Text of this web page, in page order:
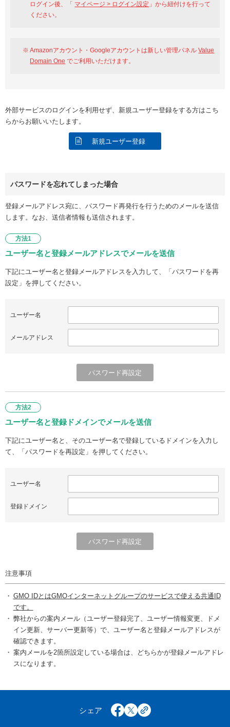
ログイン後、「 マイページ > ログイン設定 」から紐付けを行って
ください。
Amazonアカウント・Googleアカウントは新しい管理パネルValue
Domain One でご利用いただけます。
外部サービスのログインを利用せず、新規ユーザー登録をする方はこち
らからお願いいたします。
新規ユーザー登録
パスワードを忘れてしまった場合
登録メールアドレス宛に、パスワード再発行を行うためのメールを送信
します。なお、送信者情報も送信されます。
方法1
ユーザー名と登録メールアドレスでメールを送信
下記にユーザー名と登録メールアドレスを入力して、「パスワードを再
設定」を押してください。
ユーザー名
メールアドレス
方法2
ユーザー名と登録ドメインでメールを送信
下記にユーザー名と、そのユーザー名で登録しているドメインを入力し
て、「パスワードを再設定」を押してください。
ユーザー名
登録ドメイン
注意事項
GMO IDとはGMOインターネットグループのサービスで使える共通ID
です。
弊社からの案内メール（ユーザー登録完了、ユーザー情報変更、ドメ
イン更新、サーバー更新等）で、ユーザー名と登録メールアドレスが
確認できます。
案内メールを2箇所設定している場合は、どちらかが登録メールアドレ
スになります。
シェア facebook
x copy